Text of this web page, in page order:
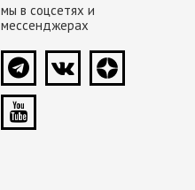
мы в соцсетях и
мессенджерах